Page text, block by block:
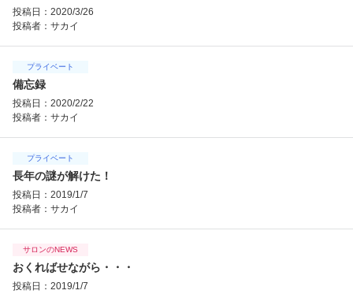
投稿日：2020/3/26
投稿者： サカイ
プライベート
備忘録
投稿日：2020/2/22
投稿者： サカイ
プライベート
長年の謎が解けた！
投稿日：2019/1/7
投稿者： サカイ
サロンのNEWS
おくればせながら・・・
投稿日：2019/1/7